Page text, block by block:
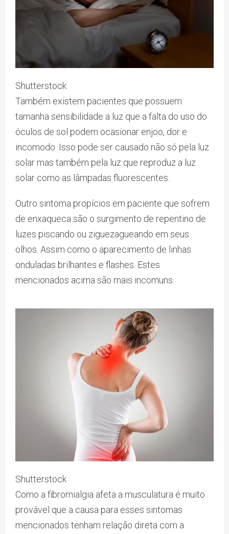
Shutterstock
Também existem pacientes que possuem
tamanha sensibilidade a luz que a falta do uso do
óculos de sol podem ocasionar enjoo, dor e
incomodo. Isso pode ser causado não só pela luz
solar mas também pela luz que reproduz a luz
solar como as lâmpadas fluorescentes.
Outro sintoma propícios em paciente que sofrem
de enxaqueca são o surgimento de repentino de
luzes piscando ou ziguezagueando em seus
olhos. Assim como o aparecimento de linhas
onduladas brilhantes e flashes. Estes
mencionados acima são mais incomuns.
Shutterstock
Como a fibromialgia afeta a musculatura é muito
provável que a causa para esses sintomas
mencionados tenham relação direta com a